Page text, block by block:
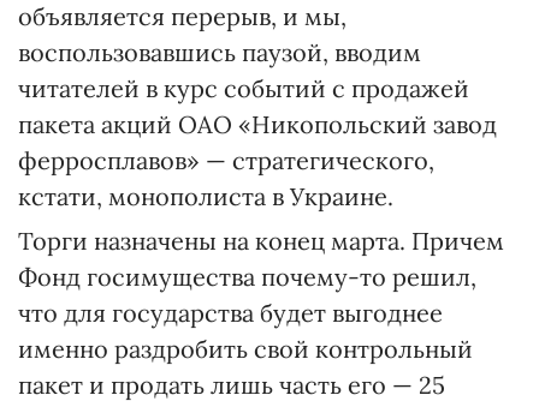
объявляется перерыв, и мы,
воспользовавшись паузой, вводим
читателей в курс событий с продажей
пакета акций ОАО «Никопольский завод
ферросплавов» — стратегического,
кстати, монополиста в Украине.
Торги назначены на конец марта. Причем
Фонд госимущества почему-то решил,
что для государства будет выгоднее
именно раздробить свой контрольный
пакет и продать лишь часть его — 25